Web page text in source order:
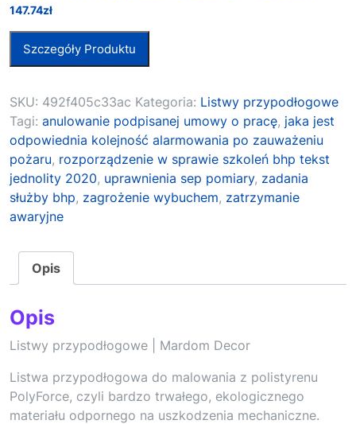
147.74zł
Szczegóły Produktu
SKU: 492f405c33ac Kategoria: Listwy przypodłogowe
Tagi: anulowanie podpisanej umowy o pracę, jaka jest
odpowiednia kolejność alarmowania po zauważeniu
pożaru, rozporządzenie w sprawie szkoleń bhp tekst
jednolity 2020, uprawnienia sep pomiary, zadania
służby bhp, zagrożenie wybuchem, zatrzymanie
awaryjne
Opis
Opis
Listwy przypodłogowe | Mardom Decor
Listwa przypodłogowa do malowania z polistyrenu
PolyForce, czyli bardzo trwałego, ekologicznego
materiału odpornego na uszkodzenia mechaniczne.